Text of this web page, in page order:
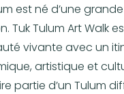
est né d’une
Tuk Tulum Art Walk
vivante avec un
artistique et
partie d’un Tulum